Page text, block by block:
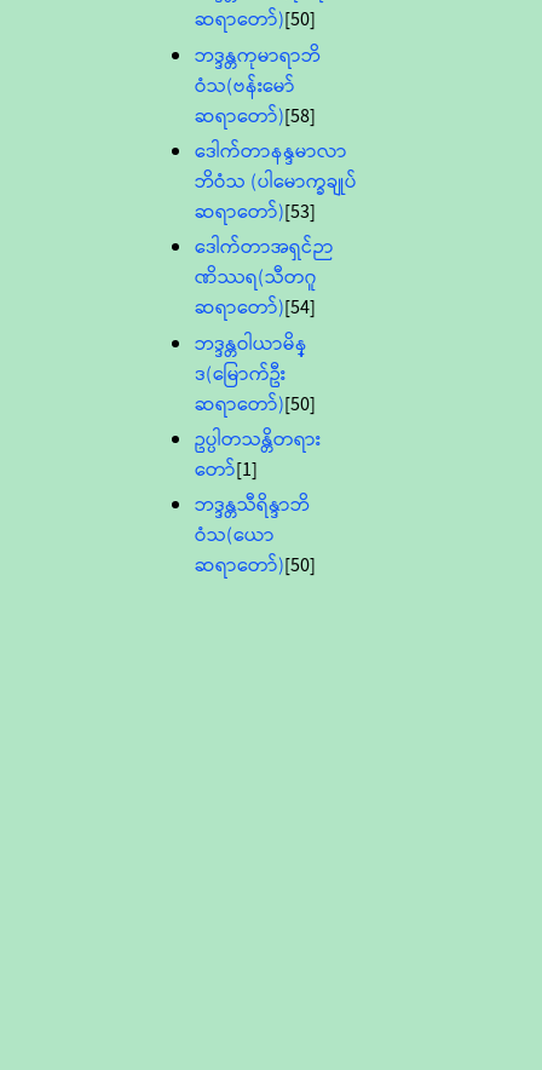
ဆရာတော်)[50]
ဘဒ္ဒန္တကုမာရာဘိ
ဝံသ(ဗန်းမော်
ဆရာတော်)[58]
ဒေါက်တာနန္ဒမာလာ
ဘိဝံသ (ပါမောက္ခချုပ်
ဆရာတော်)[53]
ဒေါက်တာအရှင်ဉာ
ဏိဿရ(သီတဂူ
ဆရာတော်)[54]
ဘဒ္ဒန္တဝါယာမိန္
ဒ(မြောက်ဦး
ဆရာတော်)[50]
ဥပ္ပါတသန္တိတရား
တော်[1]
ဘဒ္ဒန္တသီရိန္ဒာဘိ
ဝံသ(ယော
ဆရာတော်)[50]